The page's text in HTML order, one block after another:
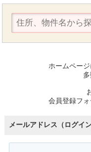
ホームペー
会員登録フォ
メールアドレス（ログイン